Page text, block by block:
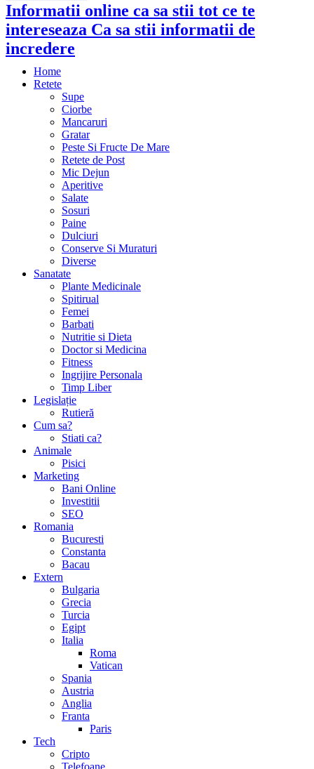
Informatii online ca sa stii tot ce te
intereseaza Ca sa stii informatii de
incredere
Home
Retete
Supe
Ciorbe
Mancaruri
Gratar
Peste Si Fructe De Mare
Retete de Post
Mic Dejun
Aperitive
Salate
Sosuri
Paine
Dulciuri
Conserve Si Muraturi
Diverse
Sanatate
Plante Medicinale
Spitirual
Femei
Barbati
Nutritie si Dieta
Doctor si Medicina
Fitness
Ingrijire Personala
Timp Liber
Legislație
Rutieră
Cum sa?
Stiati ca?
Animale
Pisici
Marketing
Bani Online
Investitii
SEO
Romania
Bucuresti
Constanta
Bacau
Extern
Bulgaria
Grecia
Turcia
Egipt
Italia
Roma
Vatican
Spania
Austria
Anglia
Franta
Paris
Tech
Cripto
Telefoane